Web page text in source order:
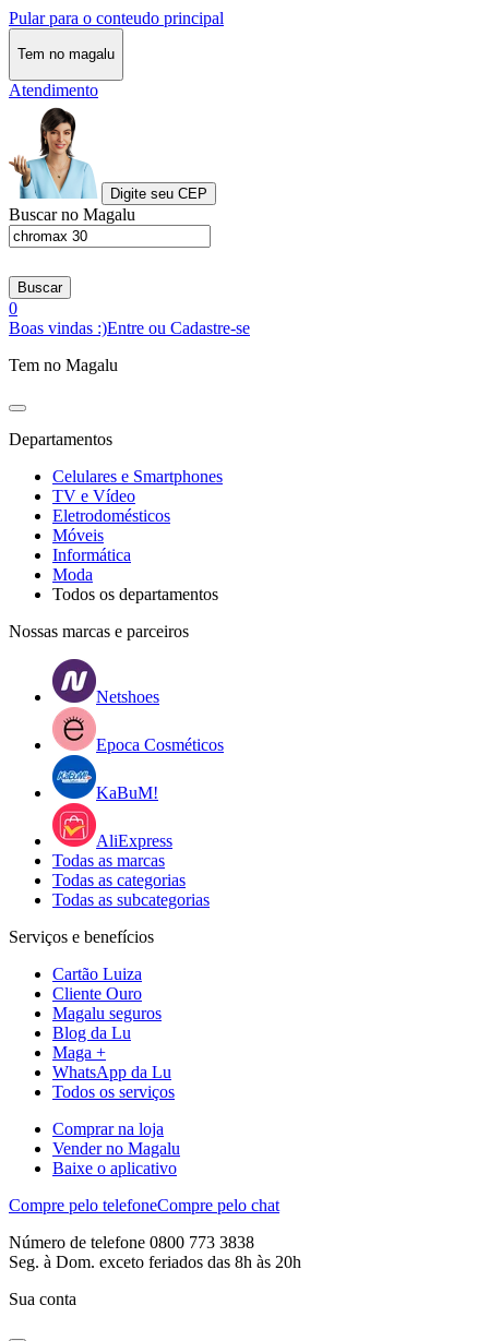
Pular para o conteudo principal
Tem no magalu
Atendimento
Digite seu CEP
Buscar no Magalu
Buscar
0
Boas vindas :)Entre ou Cadastre-se
Tem no Magalu
Departamentos
Celulares e Smartphones
TV e Vídeo
Eletrodomésticos
Móveis
Informática
Moda
Todos os departamentos
Nossas marcas e parceiros
Netshoes
Epoca Cosméticos
KaBuM!
AliExpress
Todas as marcas
Todas as categorias
Todas as subcategorias
Serviços e benefícios
Cartão Luiza
Cliente Ouro
Magalu seguros
Blog da Lu
Maga +
WhatsApp da Lu
Todos os serviços
Comprar na loja
Vender no Magalu
Baixe o aplicativo
Compre pelo telefoneCompre pelo chat
Número de telefone 0800 773 3838
Seg. à Dom. exceto feriados das 8h às 20h
Sua conta